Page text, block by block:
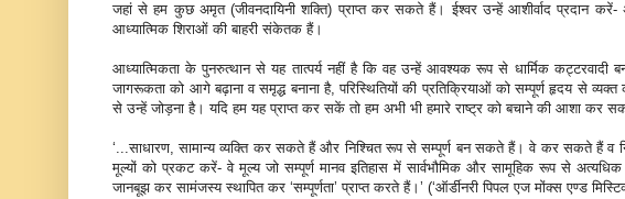
जहां से हम कुछ अमृत (जीवनदायिनी शक्ति) प्राप्त कर सकते हैं। ईश्वर उन्हें आशीर्वाद प्रदान
आध्यात्मिक शिराओं की बाहरी संकेतक हैं।
आध्यात्मिकता के पुनरुत्थान से यह तात्पर्य नहीं है कि वह उन्हें आवश्यक रूप से धार्मिक कट्टरवादी
जागरूकता को आगे बढ़ाना व समृद्ध बनाना है, परिस्थितियों की प्रतिक्रियाओं को सम्पूर्ण हृदय से व्यक्त
से उन्हें जोड़ना है। यदि हम यह प्राप्त कर सकें तो हम अभी भी हमारे राष्ट्र को बचाने की आशा कर
‘...साधारण, सामान्य व्यक्ति कर सकते हैं और निश्चित रूप से सम्पूर्ण बन सकते हैं। वे कर सकते हैं
मूल्यों को प्रकट करें- वे मूल्य जो सम्पूर्ण मानव इतिहास में सार्वभौमिक और सामूहिक रूप से
जानबूझ कर सामंजस्य स्थापित कर ‘सम्पूर्णता’ प्राप्त करते हैं।’ (‘ऑर्डीनरी पिपल एज मोंक्स एण्ड